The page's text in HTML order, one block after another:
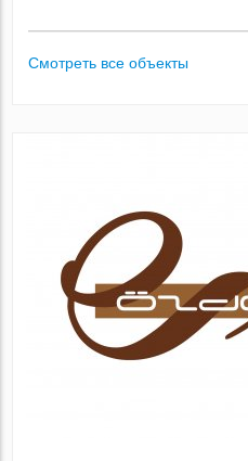
Смотреть все объекты